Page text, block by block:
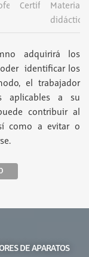
Certificación
Material
didáctico
adquirirá los
identificar los
el trabajador
aplicables a su
contribuir al
como a evitar o
DE APARATOS